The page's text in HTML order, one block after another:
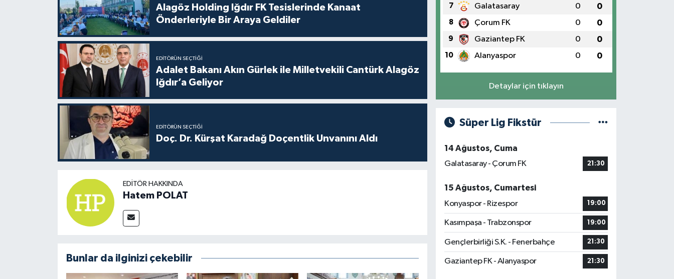
Alagöz Holding Iğdır FK Tesislerinde Kanaat
Önderleriyle Bir Araya Geldiler
EDITÖRÜN SEÇTIĞI
Adalet Bakanı Akın Gürlek ile Milletvekili Cantürk Alagöz
Iğdır’a Geliyor
EDITÖRÜN SEÇTIĞI
Doç. Dr. Kürşat Karadağ Doçentlik Unvanını Aldı
EDITÖR HAKKINDA
Hatem POLAT
Bunlar da ilginizi çekebilir
7 Galatasaray 0 0
8 Çorum FK 0 0
9 Gaziantep FK 0 0
10 Alanyaspor 0 0
Detaylar için tıklayın
Süper Lig Fikstür
14 Ağustos, Cuma
Galatasaray - Çorum FK
21:30
15 Ağustos, Cumartesi
Konyaspor - Rizespor
19:00
Kasımpaşa - Trabzonspor 19:00
Gençlerbirliği S.K. - Fenerbahçe 21:30
Gaziantep FK - Alanyaspor 21:30